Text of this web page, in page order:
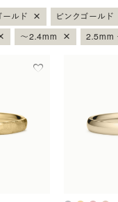
ールド × ピンクゴールド
〜2.4mm × 2.5mm